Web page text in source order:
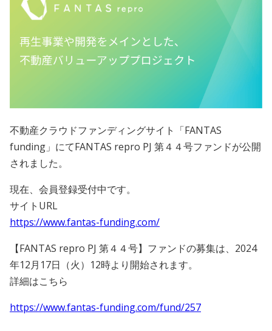
情報セキュリティポリシー
電子決済等代行業に係る表示
OWNERS.COM API利用規約
会員登録
不動産クラウドファンディングサイト「FANTAS
funding」にてFANTAS repro PJ 第４４号ファンドが公開
されました。
現在、会員登録受付中です。
サイトURL
https://www.fantas-funding.com/
【FANTAS repro PJ 第４４号】ファンドの募集は、2024
年12月17日（火）12時より開始されます。
詳細はこちら
https://www.fantas-funding.com/fund/257